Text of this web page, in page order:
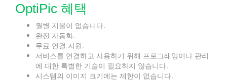
OptiPic 혜택
월별 지불이 없습니다.
완전 자동화.
무료 연결 지원.
서비스를 연결하고 사용하기 위해 프로그래밍이나 관리
에 대한 특별한 기술이 필요하지 않습니다.
시스템의 이미지 크기에는 제한이 없습니다.